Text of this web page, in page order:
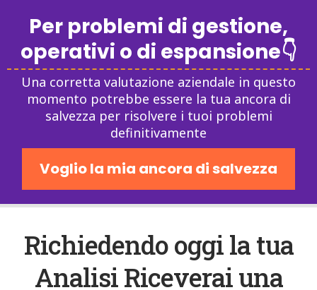
Per problemi di gestione,
operativi o di espansione👇
Una corretta valutazione aziendale in questo
momento potrebbe essere la tua ancora di
salvezza per risolvere i tuoi problemi
definitivamente
Voglio la mia ancora di salvezza
Richiedendo oggi la tua
Analisi Riceverai una